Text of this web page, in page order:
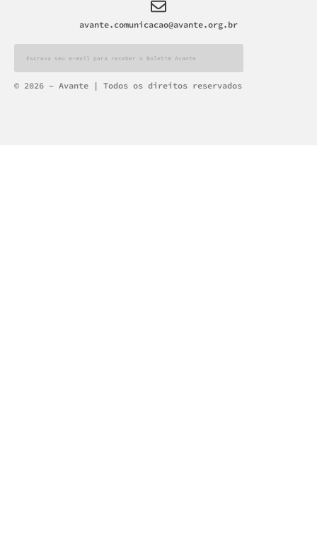
avante.comunicacao@avante.org.br
Alternative:
© 2026 – Avante | Todos os direitos reservados